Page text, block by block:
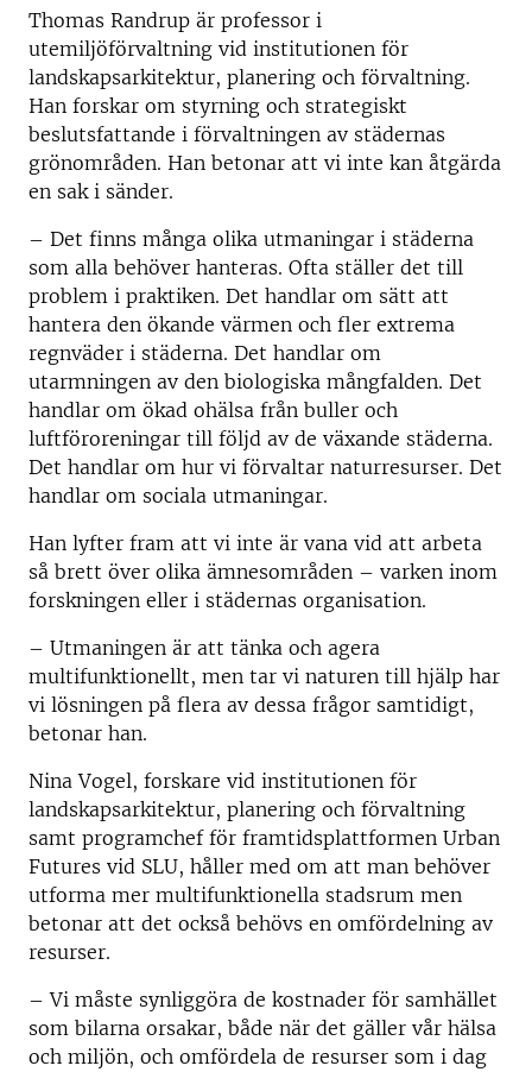
Thomas Randrup är professor i
utemiljöförvaltning vid institutionen för
landskapsarkitektur, planering och förvaltning.
Han forskar om styrning och strategiskt
beslutsfattande i förvaltningen av städernas
grönområden. Han betonar att vi inte kan åtgärda
en sak i sänder.
– Det finns många olika utmaningar i städerna
som alla behöver hanteras. Ofta ställer det till
problem i praktiken. Det handlar om sätt att
hantera den ökande värmen och fler extrema
regnväder i städerna. Det handlar om
utarmningen av den biologiska mångfalden. Det
handlar om ökad ohälsa från buller och
luftföroreningar till följd av de växande städerna.
Det handlar om hur vi förvaltar naturresurser. Det
handlar om sociala utmaningar.
Han lyfter fram att vi inte är vana vid att arbeta
så brett över olika ämnesområden – varken inom
forskningen eller i städernas organisation.
– Utmaningen är att tänka och agera
multifunktionellt, men tar vi naturen till hjälp har
vi lösningen på flera av dessa frågor samtidigt,
betonar han.
Nina Vogel, forskare vid institutionen för
landskapsarkitektur, planering och förvaltning
samt programchef för framtidsplattformen Urban
Futures vid SLU, håller med om att man behöver
utforma mer multifunktionella stadsrum men
betonar att det också behövs en omfördelning av
resurser.
– Vi måste synliggöra de kostnader för samhället
som bilarna orsakar, både när det gäller vår hälsa
och miljön, och omfördela de resurser som i dag